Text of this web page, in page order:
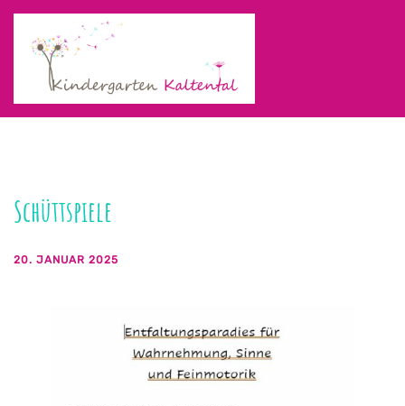
Zum
Inhalt
springen
Schüttspiele
20. JANUAR 2025